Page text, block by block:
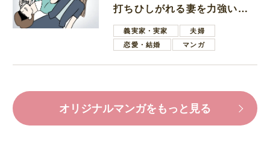
打ちひしがれる妻を力強い言
葉で励ます夫
義実家・実家
夫婦
恋愛・結婚
マンガ
オリジナルマンガをもっと見る